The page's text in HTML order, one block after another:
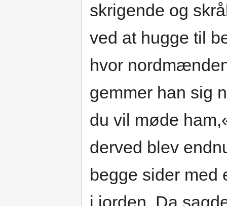
skrigende og
ved at hugge til
hvor
gemmer han sig
du vil møde
derved blev
begge sider med
i jorden. Da